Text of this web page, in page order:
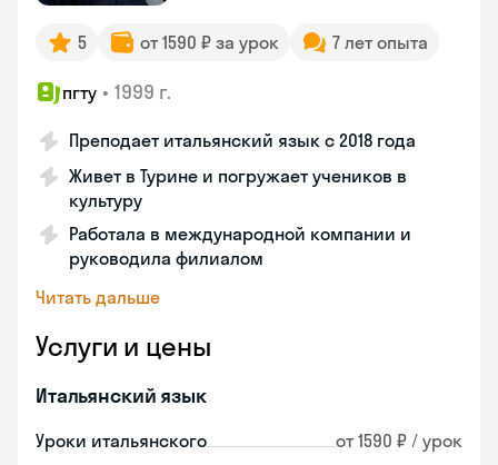
5 от 1590 ₽ за урок 7 лет опыта
пгту • 1999 г.
Преподает итальянский язык с 2018 года
Живет в Турине и погружает учеников в
культуру
Работала в международной компании и
руководила филиалом
Читать дальше
Услуги и цены
Итальянский язык
Уроки итальянского от 1590 ₽ / урок